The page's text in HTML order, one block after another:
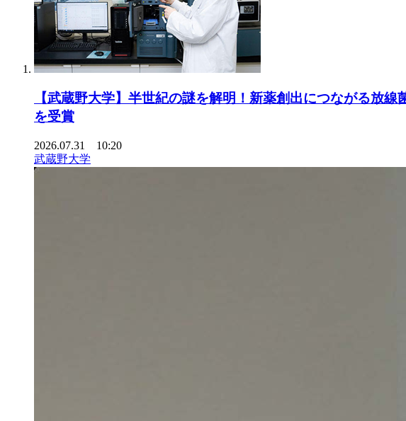
【武蔵野大学】半世紀の謎を解明！新薬創出につながる放
を受賞
2026.07.31 10:20
武蔵野大学